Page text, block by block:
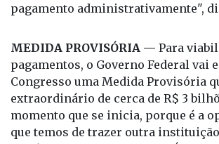
pagamento administrativamente",
MEDIDA PROVISÓRIA — Para
pagamentos, o Governo Federal vai
Congresso uma Medida Provisória
extraordinário de cerca de R$ 3
momento que se inicia, porque é a
que temos de trazer outra